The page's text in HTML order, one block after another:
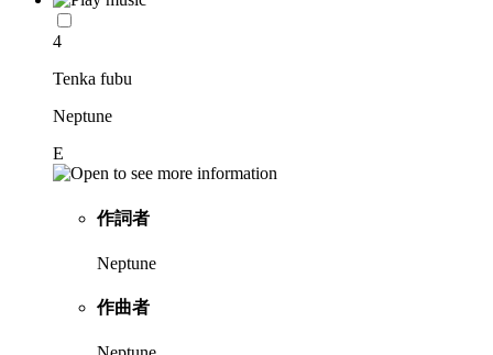
4
Tenka fubu
Neptune
E
作詞者
Neptune
作曲者